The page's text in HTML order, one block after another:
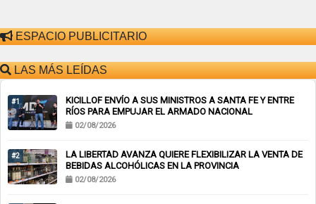
ESPACIO PUBLICITARIO
LAS MÁS LEÍDAS
#1
KICILLOF ENVÍO A SUS MINISTROS A SANTA FE Y ENTRE
RÍOS PARA EMPUJAR EL ARMADO NACIONAL
02/08/2026
#2
LA LIBERTAD AVANZA QUIERE FLEXIBILIZAR LA VENTA DE
BEBIDAS ALCOHÓLICAS EN LA PROVINCIA
02/08/2026